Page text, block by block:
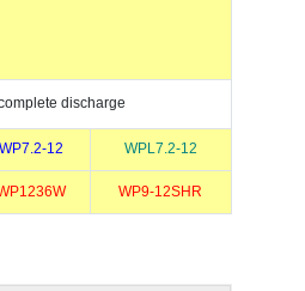
discharge
WP7.2-12 WPL7.2-12
WP9-12SHR